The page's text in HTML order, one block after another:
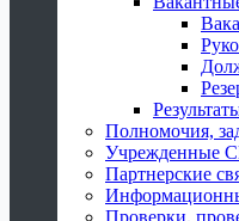
Полномочия,
Учрежденные
Партнерские
Проверки,